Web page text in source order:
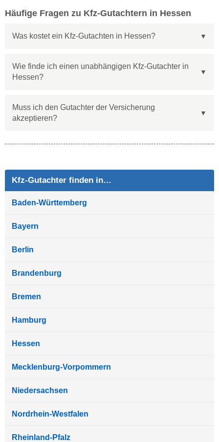
Häufige Fragen zu Kfz-Gutachtern in Hessen
Was kostet ein Kfz-Gutachten in Hessen?
Wie finde ich einen unabhängigen Kfz-Gutachter in
Hessen?
Muss ich den Gutachter der Versicherung
akzeptieren?
Kfz-Gutachter finden in…
Baden-Württemberg
Bayern
Berlin
Brandenburg
Bremen
Hamburg
Hessen
Mecklenburg-Vorpommern
Niedersachsen
Nordrhein-Westfalen
Rheinland-Pfalz